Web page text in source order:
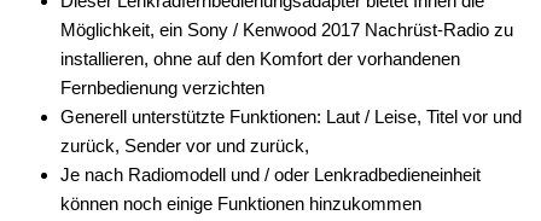
Möglichkeit, ein Sony / Kenwood 2017 Nachrüst-Radio zu
installieren, ohne auf den Komfort der vorhandenen
Fernbedienung verzichten
Generell unterstützte Funktionen: Laut / Leise, Titel vor und
zurück, Sender vor und zurück,
Je nach Radiomodell und / oder Lenkradbedieneinheit
können noch einige Funktionen hinzukommen